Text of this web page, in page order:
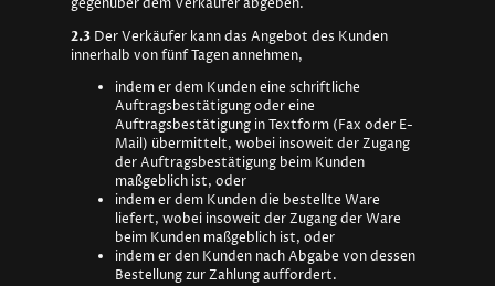
gegenüber dem Verkäufer abgeben.
2.3 Der Verkäufer kann das Angebot des Kunden
innerhalb von fünf Tagen annehmen,
indem er dem Kunden eine schriftliche
Auftragsbestätigung oder eine
Auftragsbestätigung in Textform (Fax oder E-
Mail) übermittelt, wobei insoweit der Zugang
der Auftragsbestätigung beim Kunden
maßgeblich ist, oder
indem er dem Kunden die bestellte Ware
liefert, wobei insoweit der Zugang der Ware
beim Kunden maßgeblich ist, oder
indem er den Kunden nach Abgabe von dessen
Bestellung zur Zahlung auffordert.